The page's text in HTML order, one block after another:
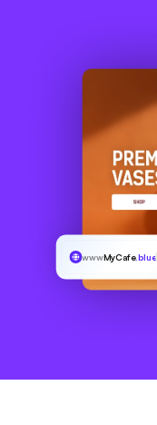
wwwMyCafe.blue